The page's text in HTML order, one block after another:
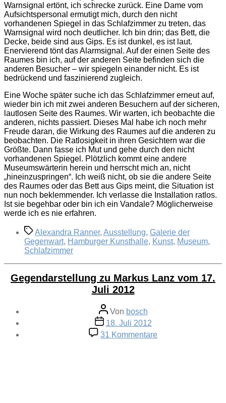
Warnsignal ertönt, ich schrecke zurück. Eine Dame vom
Aufsichtspersonal ermutigt mich, durch den nicht
vorhandenen Spiegel in das Schlafzimmer zu treten, das
Warnsignal wird noch deutlicher. Ich bin drin; das Bett, die
Decke, beide sind aus Gips. Es ist dunkel, es ist laut.
Enervierend tönt das Alarmsignal. Auf der einen Seite des
Raumes bin ich, auf der anderen Seite befinden sich die
anderen Besucher – wir spiegeln einander nicht. Es ist
bedrückend und faszinierend zugleich.
Eine Woche später suche ich das Schlafzimmer erneut auf,
wieder bin ich mit zwei anderen Besuchern auf der sicheren,
lautlosen Seite des Raumes. Wir warten, ich beobachte die
anderen, nichts passiert. Dieses Mal habe ich noch mehr
Freude daran, die Wirkung des Raumes auf die anderen zu
beobachten. Die Ratlosigkeit in ihren Gesichtern war die
Größte. Dann fasse ich Mut und gehe durch den nicht
vorhandenen Spiegel. Plötzlich kommt eine andere
Museumswärterin herein und herrscht mich an, nicht
„hineinzuspringen“. Ich weiß nicht, ob sie die andere Seite
des Raumes oder das Bett aus Gips meint, die Situation ist
nun noch beklemmender. Ich verlasse die Installation ratlos.
Ist sie begehbar oder bin ich ein Vandale? Möglicherweise
werde ich es nie erfahren.
Schlagwörter
Alexandra Ranner, Ausstellung, Galerie der
Gegenwart, Hamburger Kunsthalle, Kunst, Museum,
Schlafzimmer
Gegendarstellung zu Markus Lanz vom 17.
Juli 2012
Beitragsautor
Von bosch
Veröffentlichungsdatum
18. Juli 2012
31 Kommentare
Gegendarstellung